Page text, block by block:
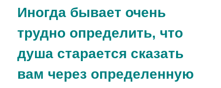
Иногда бывает очень
трудно определить, что
душа старается сказать
вам через определенную